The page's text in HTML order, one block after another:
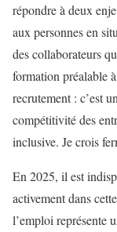
répondre à deux
aux personnes en
des collaborateurs
formation préalable
recrutement : c’est
compétitivité des
inclusive. Je crois
En 2025, il est
activement dans
l’emploi représente